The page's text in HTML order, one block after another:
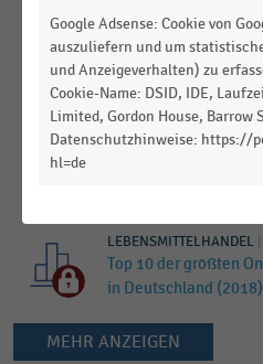
E-COMMERCE| STATISTIK
Bekanntheitsgrad
Lebensmittel bei E-
(2019)
LEBENSMITTELHANDEL |
LEBENSMITTELHANDEL
Top 10 der größten
in Deutschland (2018)
MEHR ANZEIGEN
Google Adsense: Cookie von
auszuliefern und um
und Anzeigeverhalten) zu
Cookie-Name: DSID, IDE,
Limited, Gordon House, Barrow
Datenschutzhinweise: https://
hl=de